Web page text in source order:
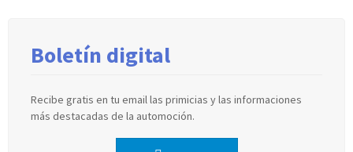
Boletín digital
Recibe gratis en tu email las primicias y las informaciones
más destacadas de la automoción.